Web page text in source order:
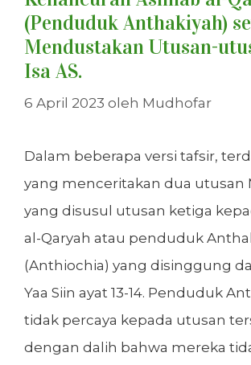
(Penduduk Anthakiyah)
Mendustakan Utusan-
Isa AS.
6 April 2023 oleh Mudhofar
Dalam beberapa versi tafsir,
yang menceritakan dua utusan
yang disusul utusan ketiga
al-Qaryah atau penduduk
(Anthiochia) yang disinggung
Yaa Siin ayat 13-14. Penduduk
tidak percaya kepada utusan
dengan dalih bahwa mereka